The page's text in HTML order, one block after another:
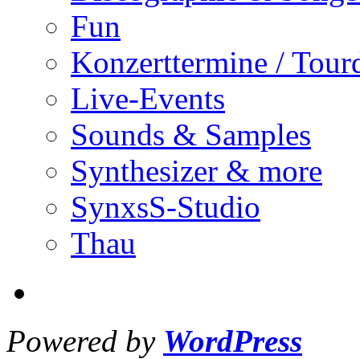
Fun
Konzerttermine /
Live-Events
Sounds & Samples
Synthesizer & more
SynxsS-Studio
Thau
Powered by WordPress